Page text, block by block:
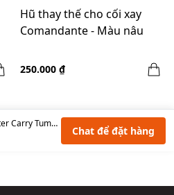
Hũ thay thế cho cối xay
Comandante - Màu nâu
250.000 ₫
Bình giữ nhiệt Fellow Carter Carry Tumbler 20oz - Sienna
Chat để đặt hàng